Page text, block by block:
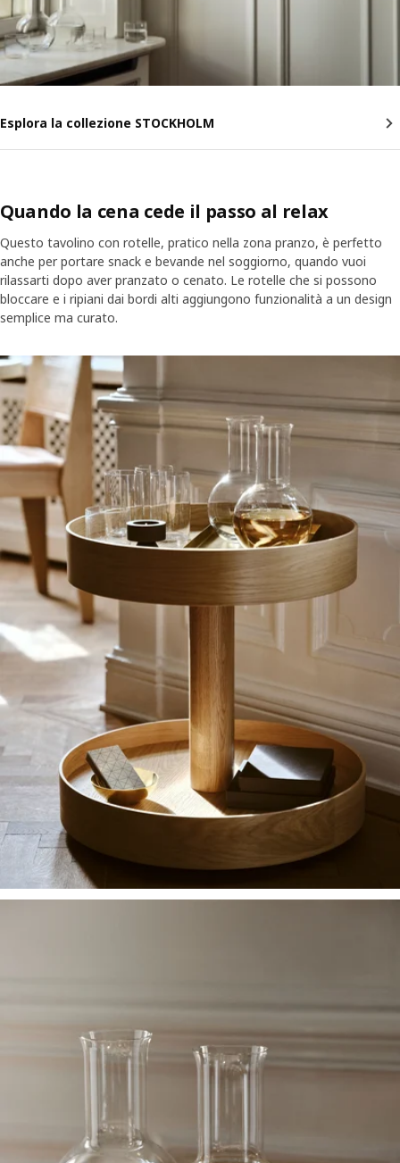
Esplora la collezione STOCKHOLM
Quando la cena cede il passo al relax
Questo tavolino con rotelle, pratico nella zona pranzo, è perfetto
anche per portare snack e bevande nel soggiorno, quando vuoi
rilassarti dopo aver pranzato o cenato. Le rotelle che si possono
bloccare e i ripiani dai bordi alti aggiungono funzionalità a un design
semplice ma curato.